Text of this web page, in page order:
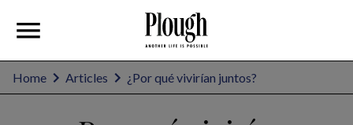
Home Articles ¿Por qué vivirían juntos?